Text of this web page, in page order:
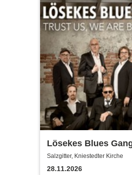
Lösekes Blues
Salzgitter, Kniestedter Kirche
28.11.2026